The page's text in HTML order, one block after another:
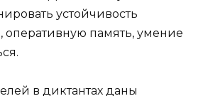
устойчивость
оперативную память, умение
в диктантах даны